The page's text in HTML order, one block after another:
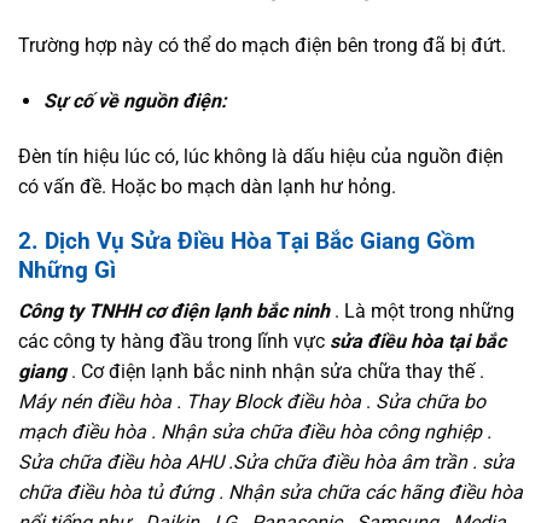
Trường hợp này có thể do mạch điện bên trong đã bị đứt.
Sự cố về nguồn điện:
Đèn tín hiệu lúc có, lúc không là dấu hiệu của nguồn điện
có vấn đề. Hoặc bo mạch dàn lạnh hư hỏng.
2. Dịch Vụ Sửa Điều Hòa Tại Bắc Giang Gồm
Những Gì
Công ty TNHH cơ điện lạnh bắc ninh. Là một trong những
các công ty hàng đầu trong lĩnh vực sửa điều hòa tại bắc
giang. Cơ điện lạnh bắc ninh nhận sửa chữa thay thế .
Máy nén điều hòa . Thay Block điều hòa . Sửa chữa bo
mạch điều hòa . Nhận sửa chữa điều hòa công nghiệp .
Sửa chữa điều hòa AHU .Sửa chữa điều hòa âm trần . sửa
chữa điều hòa tủ đứng . Nhận sửa chữa các hãng điều hòa